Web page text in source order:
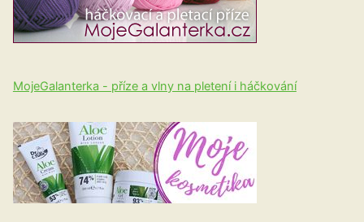
MojeGalanterka - příze a vlny na pletení i háčkování